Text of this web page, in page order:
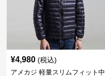
¥4,980 (税込)
アメカジ 軽量スリムフィット中